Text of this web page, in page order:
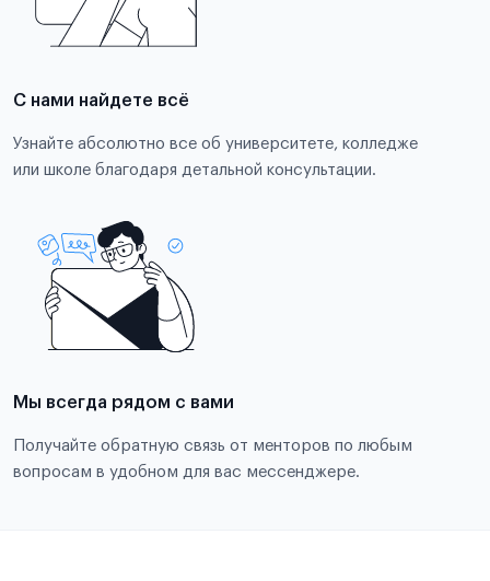
С нами найдете всё
Узнайте абсолютно все об университете, колледже
или школе благодаря детальной консультации.
Мы всегда рядом с вами
Получайте обратную связь от менторов по любым
вопросам в удобном для вас мессенджере.